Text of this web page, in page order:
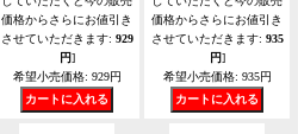
価格からさらにお値引き
させていただきます: 929
円]
希望小売価格: 929円
価格からさらにお値引き
させていただきます: 935
円]
希望小売価格: 935円